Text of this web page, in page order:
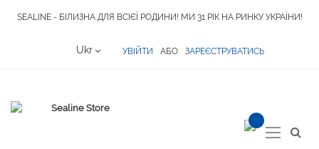
SEALINE - БІЛИЗНА ДЛЯ ВСІЄЇ РОДИНИ! МИ 31 РІК НА РИНКУ УКРАЇНИ!
Language
Ukr УВІЙТИ АБО ЗАРЕЄСТРУВАТИСЬ
Nav
item(s) -